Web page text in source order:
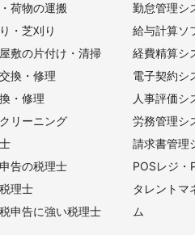
荷物の運搬
・芝刈り
敷の片付け・清掃
換・修理
・修理
リーニング
告の税理士
理士
申告に強い税理士
勤怠管理シ
給与計算ソ
経費精算シ
電子契約シ
人事評価シ
労務管理シ
請求書管理
POSレジ・
タレントマ
ム